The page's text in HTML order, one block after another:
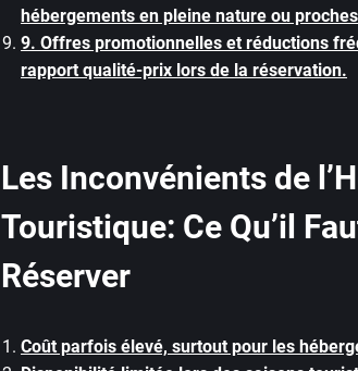
hébergements en pleine nature ou
9. Offres promotionnelles et réductions
rapport qualité-prix lors de la réservation.
Les Inconvénients de
Touristique: Ce Qu’il
Réserver
Coût parfois élevé, surtout pour les